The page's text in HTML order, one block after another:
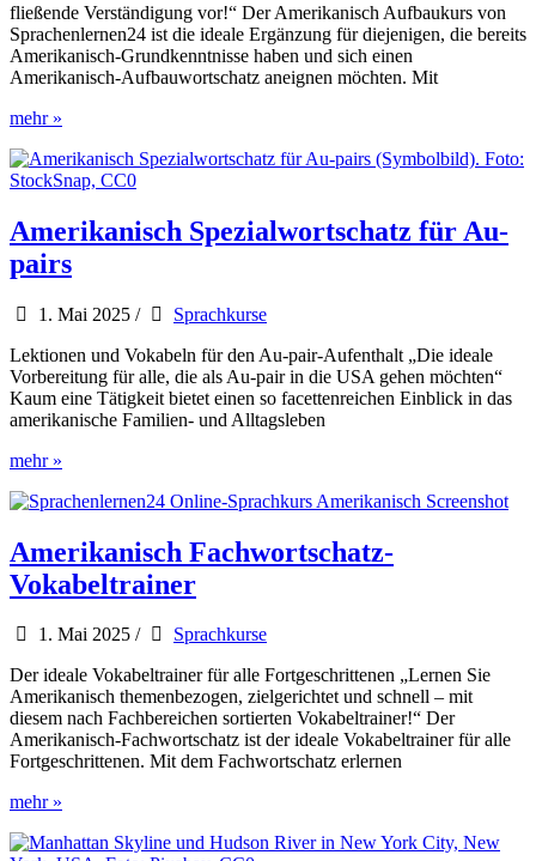
fließende Verständigung vor!“ Der Amerikanisch Aufbaukurs von
Sprachenlernen24 ist die ideale Ergänzung für diejenigen, die bereits
Amerikanisch-Grundkenntnisse haben und sich einen
Amerikanisch-Aufbauwortschatz aneignen möchten. Mit
Amerikanisch
Sprachkurs
für
mehr »
Amerikanisch Spezialwortschatz für Au-
pairs
1. Mai 2025 /
Sprachkurse
Lektionen und Vokabeln für den Au-pair-Aufenthalt „Die ideale
Vorbereitung für alle, die als Au-pair in die USA gehen möchten“
Kaum eine Tätigkeit bietet einen so facettenreichen Einblick in das
amerikanische Familien- und Alltagsleben
Amerikanisch
für
pairs
mehr »
Amerikanisch Fachwortschatz-
Vokabeltrainer
1. Mai 2025 /
Sprachkurse
Der ideale Vokabeltrainer für alle Fortgeschrittenen „Lernen Sie
Amerikanisch themenbezogen, zielgerichtet und schnell – mit
diesem nach Fachbereichen sortierten Vokabeltrainer!“ Der
Amerikanisch-Fachwortschatz ist der ideale Vokabeltrainer für alle
Fortgeschrittenen. Mit dem Fachwortschatz erlernen
Amerikanisch
Vokabeltrainer
mehr »